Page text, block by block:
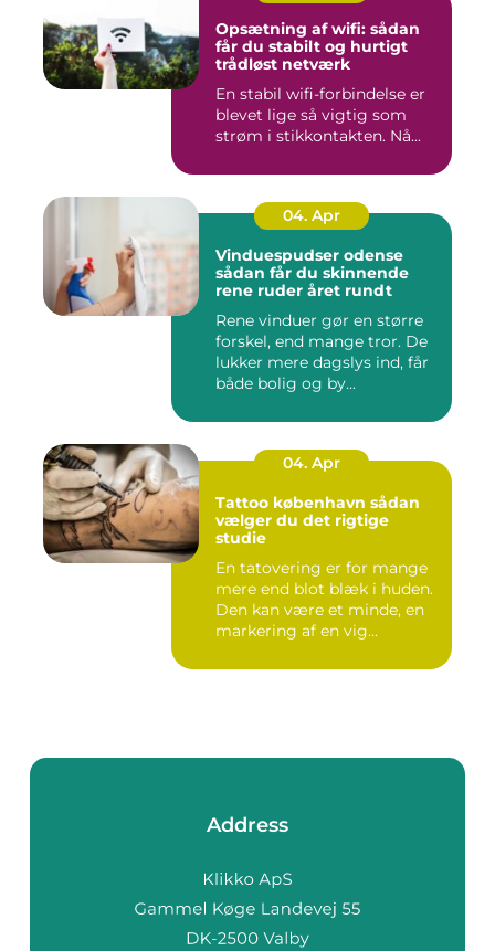
Opsætning af wifi: sådan
får du stabilt og hurtigt
trådløst netværk
En stabil wifi-forbindelse er
blevet lige så vigtig som
strøm i stikkontakten. Nå...
04. Apr
Vinduespudser odense
sådan får du skinnende
rene ruder året rundt
Rene vinduer gør en større
forskel, end mange tror. De
lukker mere dagslys ind, får
både bolig og by...
04. Apr
Tattoo københavn sådan
vælger du det rigtige
studie
En tatovering er for mange
mere end blot blæk i huden.
Den kan være et minde, en
markering af en vig...
Address